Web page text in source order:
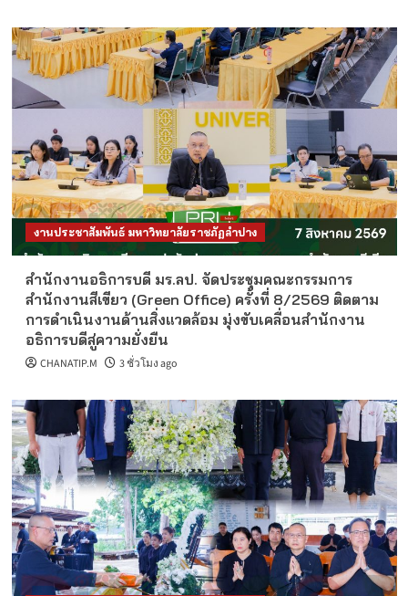
งานประชาสัมพันธ์ มหาวิทยาลัยราชภัฏลำปาง
สำนักงานอธิการบดี มร.ลป. จัดประชุมคณะกรรมการ
สำนักงานสีเขียว (Green Office) ครั้งที่ 8/2569 ติดตาม
การดำเนินงานด้านสิ่งแวดล้อม มุ่งขับเคลื่อนสำนักงาน
อธิการบดีสู่ความยั่งยืน
CHANATIP.M 3 ชั่วโมง ago